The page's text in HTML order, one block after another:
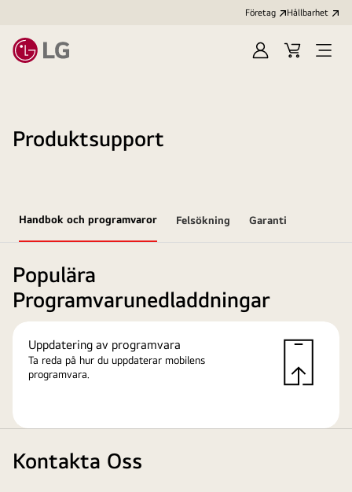
Företag Hållbarhet
LoggaKundvagn
Produktsupport
Handbok och programvaror Felsökning Garanti
Populära
Programvarunedladdningar
Uppdatering av programvara
Ta reda på hur du uppdaterar mobilens
programvara.
Kontakta Oss